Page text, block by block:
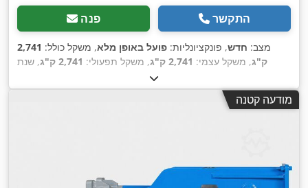
פנה התקשר
מצב: חדש, פונקציונליות: פועל באופן מלא, משקל כולל: 2,741
ק"ג, משקל עצמי: 2,741 ק"ג , משקל תפעולי: 2,741 ק"ג
, שנת
מודעה קטנה